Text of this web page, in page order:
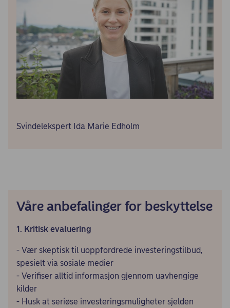
Svindelekspert Ida Marie Edholm
Våre anbefalinger for beskyttelse
1. Kritisk evaluering
- Vær skeptisk til uoppfordrede investeringstilbud,
spesielt via sosiale medier
- Verifiser alltid informasjon gjennom uavhengige
kilder
- Husk at seriøse investeringsmuligheter sjelden